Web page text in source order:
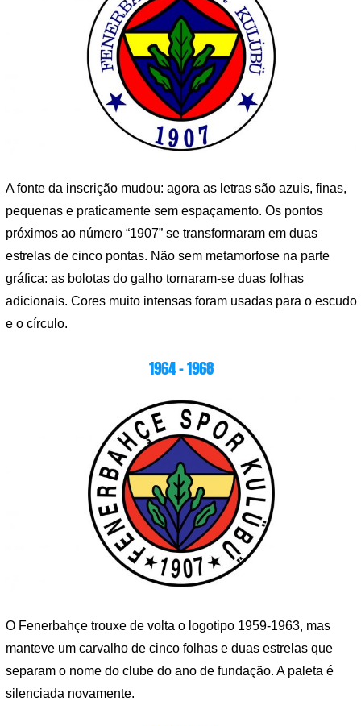
A fonte da inscrição mudou: agora as letras são azuis, finas,
pequenas e praticamente sem espaçamento. Os pontos
próximos ao número “1907” se transformaram em duas
estrelas de cinco pontas. Não sem metamorfose na parte
gráfica: as bolotas do galho tornaram-se duas folhas
adicionais. Cores muito intensas foram usadas para o escudo
e o círculo.
1964 – 1968
O Fenerbahçe trouxe de volta o logotipo 1959-1963, mas
manteve um carvalho de cinco folhas e duas estrelas que
separam o nome do clube do ano de fundação. A paleta é
silenciada novamente.